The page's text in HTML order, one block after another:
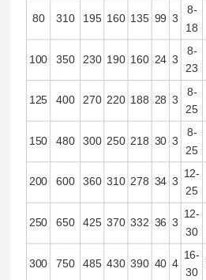
80 310 195 160 135 99 3
8-
18
100 350 230 190 160 24 3
8-
23
125 400 270 220 188 28 3
8-
25
150 480 300 250 218 30 3
8-
25
200 600 360 310 278 34 3
12-
25
250 650 425 370 332 36 3
12-
30
300 750 485 430 390 40 4
16-
30